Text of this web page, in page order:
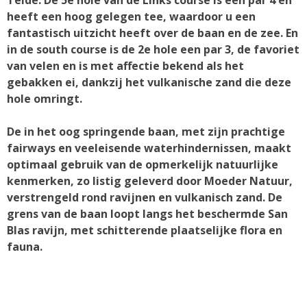
heeft een hoog gelegen tee, waardoor u een
fantastisch uitzicht heeft over de baan en de zee. En
in de south course is de 2e hole een par 3, de favoriet
van velen en is met affectie bekend als het
gebakken ei, dankzij het vulkanische zand die deze
hole omringt.
De in het oog springende baan, met zijn prachtige
fairways en veeleisende waterhindernissen, maakt
optimaal gebruik van de opmerkelijk natuurlijke
kenmerken, zo listig geleverd door Moeder Natuur,
verstrengeld rond ravijnen en vulkanisch zand. De
grens van de baan loopt langs het beschermde San
Blas ravijn, met schitterende plaatselijke flora en
fauna.